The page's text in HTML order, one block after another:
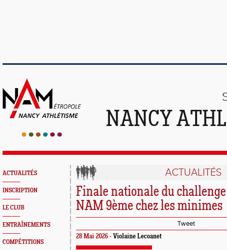
NANCY
ACTUALITÉS
INSCRIPTION
LE CLUB
ENTRAÎNEMENTS
COMPÉTITIONS
ACTUALITÉS
Finale nationale du
NAM 9ème chez les minimes
Tweet
28 Mai 2026 - Violaine Lecoanet